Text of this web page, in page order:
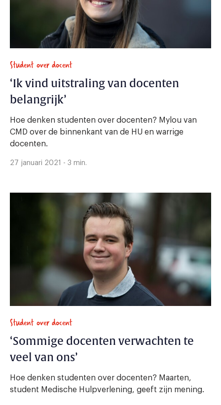
Student over docent
‘Ik vind uitstraling van docenten
belangrijk’
Hoe denken studenten over docenten? Mylou van
CMD over de binnenkant van de HU en warrige
docenten.
27 januari 2021 - 3 min.
Student over docent
‘Sommige docenten verwachten te
veel van ons’
Hoe denken studenten over docenten? Maarten,
student Medische Hulpverlening, geeft zijn mening.